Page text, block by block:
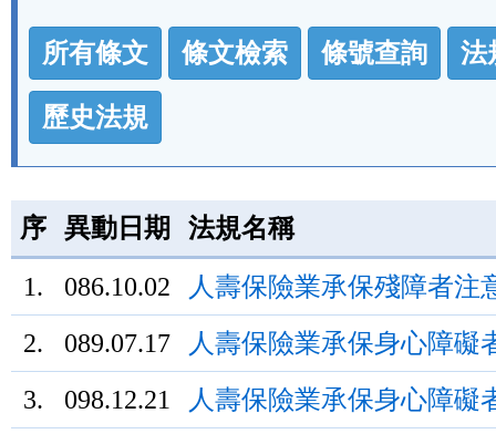
法
規
功
能
按
鈕
區
所有條文 條文檢索 條號查詢 法
歷史法規
序 異動日期 法規名稱
1. 086.10.02
人壽保險業承保殘障者注
2.
089.07.17
人壽保險業承保身心障礙
3.
098.12.21
人壽保險業承保身心障礙